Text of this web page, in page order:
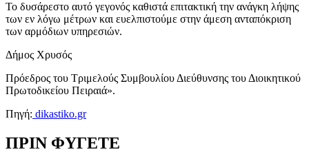
Το δυσάρεστο αυτό γεγονός καθιστά επιτακτική την ανάγκη λήψης
των εν λόγω μέτρων και ευελπιστούμε στην άμεση ανταπόκριση
των αρμόδιων υπηρεσιών.
Δήμος Χρυσός
Πρόεδρος του Τριμελούς Συμβουλίου Διεύθυνσης του Διοικητικού
Πρωτοδικείου Πειραιά».
Πηγή: dikastiko.gr
ΠΡΙΝ ΦΥΓΕΤΕ